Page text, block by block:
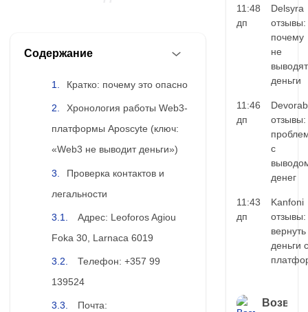
Содержание
Кратко: почему это опасно
Хронология работы Web3-
платформы Aposcyte (ключ:
«Web3 не выводит деньги»)
Проверка контактов и
легальности
Адрес: Leoforos Agiou
Foka 30, Larnaca 6019
Телефон: +357 99
139524
Почта:
11:48
дп
Delsyra
отзывы:
почему
не
выводят
деньги
11:46
дп
отзывы:
с
денег
11:43
дп
Kanfoni
отзывы:
вернуть
деньги с